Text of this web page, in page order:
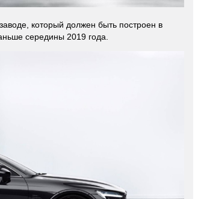
который должен быть построен в
середины 2019 года.